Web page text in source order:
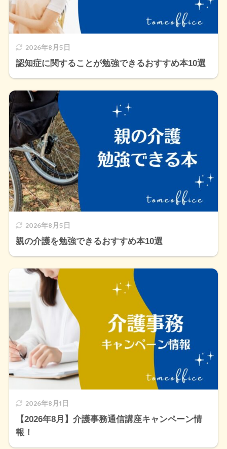
2026年8月5日
認知症に関することが勉強できるおすすめ本10選
2026年8月5日
親の介護を勉強できるおすすめ本10選
2026年8月1日
【2026年8月】介護事務通信講座キャンペーン情
報！